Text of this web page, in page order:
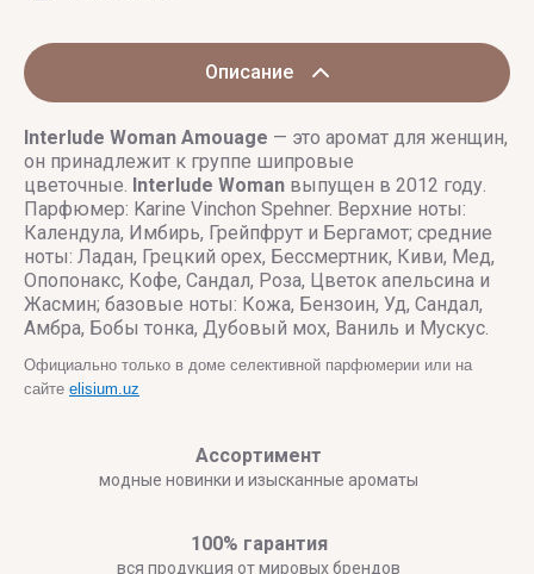
Описание
Interlude Woman Amouage — это аромат для женщин,
он принадлежит к группе шипровые
цветочные. Interlude Woman выпущен в 2012 году.
Парфюмер: Karine Vinchon Spehner. Верхние ноты:
Календула, Имбирь, Грейпфрут и Бергамот; средние
ноты: Ладан, Грецкий орех, Бессмертник, Киви, Мед,
Опопонакс, Кофе, Сандал, Роза, Цветок апельсина и
Жасмин; базовые ноты: Кожа, Бензоин, Уд, Сандал,
Амбра, Бобы тонка, Дубовый мох, Ваниль и Мускус.
Официально только в доме селективной парфюмерии или на
сайте elisium.uz
Ассортимент
модные новинки и изысканные ароматы
100% гарантия
вся продукция от мировых брендов